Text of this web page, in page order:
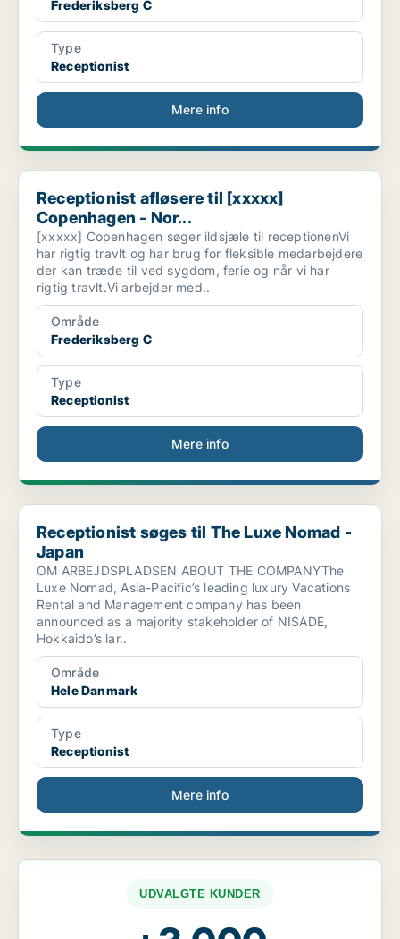
Frederiksberg C
Type
Receptionist
Mere info
Receptionist afløsere til [xxxxx] Copenhagen - Nor...
Receptionist afløsere til [xxxxx]
Copenhagen - Nor...
[xxxxx] Copenhagen søger ildsjæle til receptionenVi
har rigtig travlt og har brug for fleksible medarbejdere
der kan træde til ved sygdom, ferie og når vi har
rigtig travlt.Vi arbejder med..
Område
Frederiksberg C
Type
Receptionist
Mere info
Receptionist søges til The Luxe Nomad - Japan
Receptionist søges til The Luxe Nomad -
Japan
OM ARBEJDSPLADSEN ABOUT THE COMPANYThe
Luxe Nomad, Asia-Pacific’s leading luxury Vacations
Rental and Management company has been
announced as a majority stakeholder of NISADE,
Hokkaido’s lar..
Område
Hele Danmark
Type
Receptionist
Mere info
UDVALGTE KUNDER